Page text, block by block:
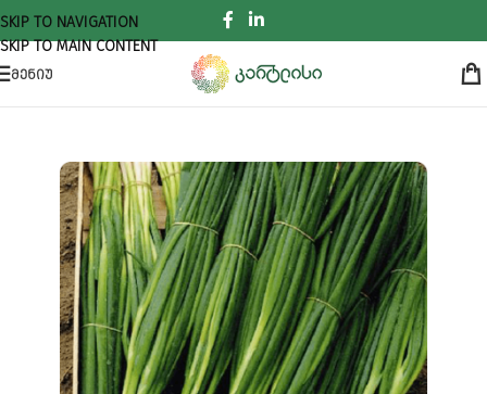
SKIP TO NAVIGATION
SKIP TO MAIN CONTENT
ᲛᲔᲜᲘᲣ